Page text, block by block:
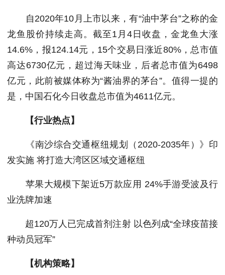
自2020年10月上市以来，有“油中茅台”之称的金
龙鱼股价持续走高。截至1月4日收盘，金龙鱼大涨
14.6%，报124.14元，15个交易日涨近80%，总市值
高达6730亿元，超过海天味业，后者总市值为6498
亿元，此前被媒体称为“酱油界的茅台”。值得一提的
是，中国石化今日收盘总市值为4611亿元。
【行业热点】
《南沙综合交通枢纽规划（2020-2035年）》印
发实施 将打造大湾区区域交通枢纽
苹果大规模下架近5万款应用 24%手游受波及行
业洗牌加速
超120万人已完成首剂注射 以色列成“全球疫苗接
种动员冠军”
【机构策略】